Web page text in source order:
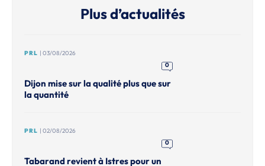
Plus d’actualités
PRL | 03/08/2026
0
Dijon mise sur la qualité plus que sur
la quantité
PRL | 02/08/2026
0
Tabarand revient à Istres pour un